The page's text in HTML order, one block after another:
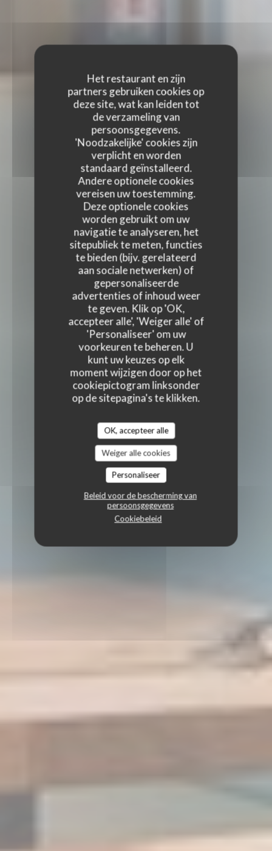
Het restaurant en zijn
partners gebruiken cookies op
deze site, wat kan leiden tot
de verzameling van
persoonsgegevens.
'Noodzakelijke' cookies zijn
verplicht en worden
standaard geïnstalleerd.
Andere optionele cookies
vereisen uw toestemming.
Deze optionele cookies
worden gebruikt om uw
navigatie te analyseren, het
sitepubliek te meten, functies
te bieden (bijv. gerelateerd
aan sociale netwerken) of
gepersonaliseerde
advertenties of inhoud weer
te geven. Klik op 'OK,
accepteer alle', 'Weiger alle' of
'Personaliseer' om uw
voorkeuren te beheren. U
kunt uw keuzes op elk
moment wijzigen door op het
cookiepictogram linksonder
op de sitepagina's te klikken.
OK, accepteer alle
Weiger alle cookies
Personaliseer
Beleid voor de bescherming van
persoonsgegevens
Cookiebeleid